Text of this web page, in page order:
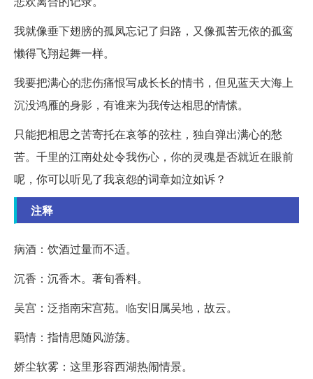
我就像垂下翅膀的孤凤忘记了归路，又像孤苦无依的孤鸾
懒得飞翔起舞一样。
我要把满心的悲伤痛恨写成长长的情书，但见蓝天大海上
沉没鸿雁的身影，有谁来为我传达相思的情愫。
只能把相思之苦寄托在哀筝的弦柱，独自弹出满心的愁
苦。千里的江南处处令我伤心，你的灵魂是否就近在眼前
呢，你可以听见了我哀怨的词章如泣如诉？
注释
病酒：饮酒过量而不适。
沉香：沉香木。著旬香料。
吴宫：泛指南宋宫苑。临安旧属吴地，故云。
羁情：指情思随风游荡。
娇尘软雾：这里形容西湖热闹情景。